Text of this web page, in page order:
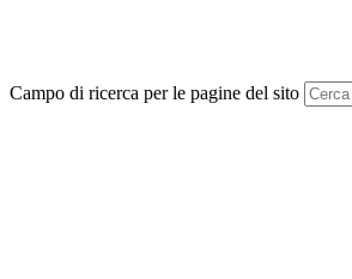
Campo di ricerca per le pagine del sito